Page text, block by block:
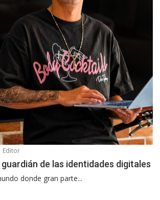
Editor
de las identidades digitales
donde gran parte...